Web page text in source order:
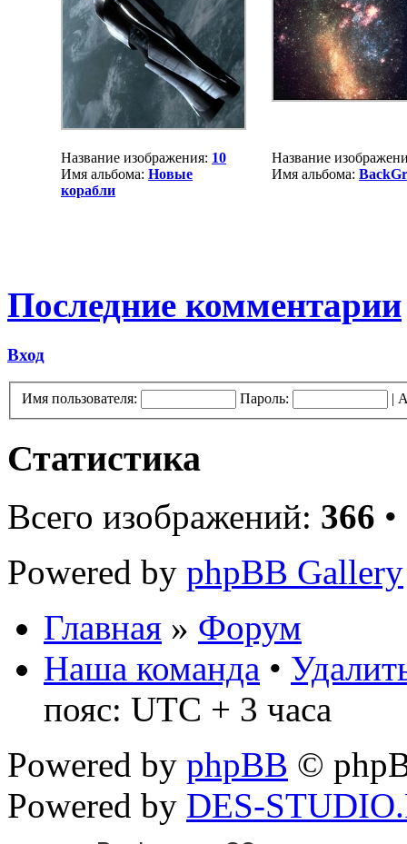
Название изображения: 10
Имя альбома: Новые
корабли
Название
Имя альбома:
Последние комментарии
Вход
Имя пользователя: Пароль: |
Статистика
Всего изображений: 366
Powered by phpBB Gallery
Главная » Форум
Наша команда •
пояс: UTC + 3 часа
Powered by phpBB ©
Powered by DES-